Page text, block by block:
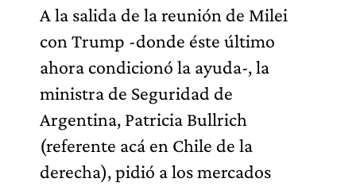
A la salida de la reunión de Milei
con Trump -donde éste último
ahora condicionó la ayuda-, la
ministra de Seguridad de
Argentina, Patricia Bullrich
(referente acá en Chile de la
derecha), pidió a los mercados